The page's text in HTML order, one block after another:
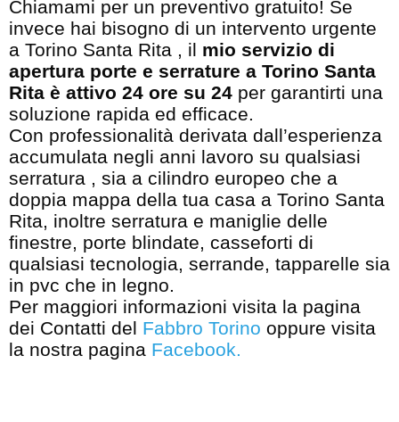
Chiamami per un preventivo gratuito! Se
invece hai bisogno di un intervento urgente
a Torino Santa Rita , il mio servizio di
apertura porte e serrature a Torino Santa
Rita è attivo 24 ore su 24 per garantirti una
soluzione rapida ed efficace.
Con professionalità derivata dall’esperienza
accumulata negli anni lavoro su qualsiasi
serratura , sia a cilindro europeo che a
doppia mappa della tua casa a Torino Santa
Rita, inoltre serratura e maniglie delle
finestre, porte blindate, casseforti di
qualsiasi tecnologia, serrande, tapparelle sia
in pvc che in legno.
Per maggiori informazioni visita la pagina
dei Contatti del Fabbro Torino oppure visita
la nostra pagina Facebook.